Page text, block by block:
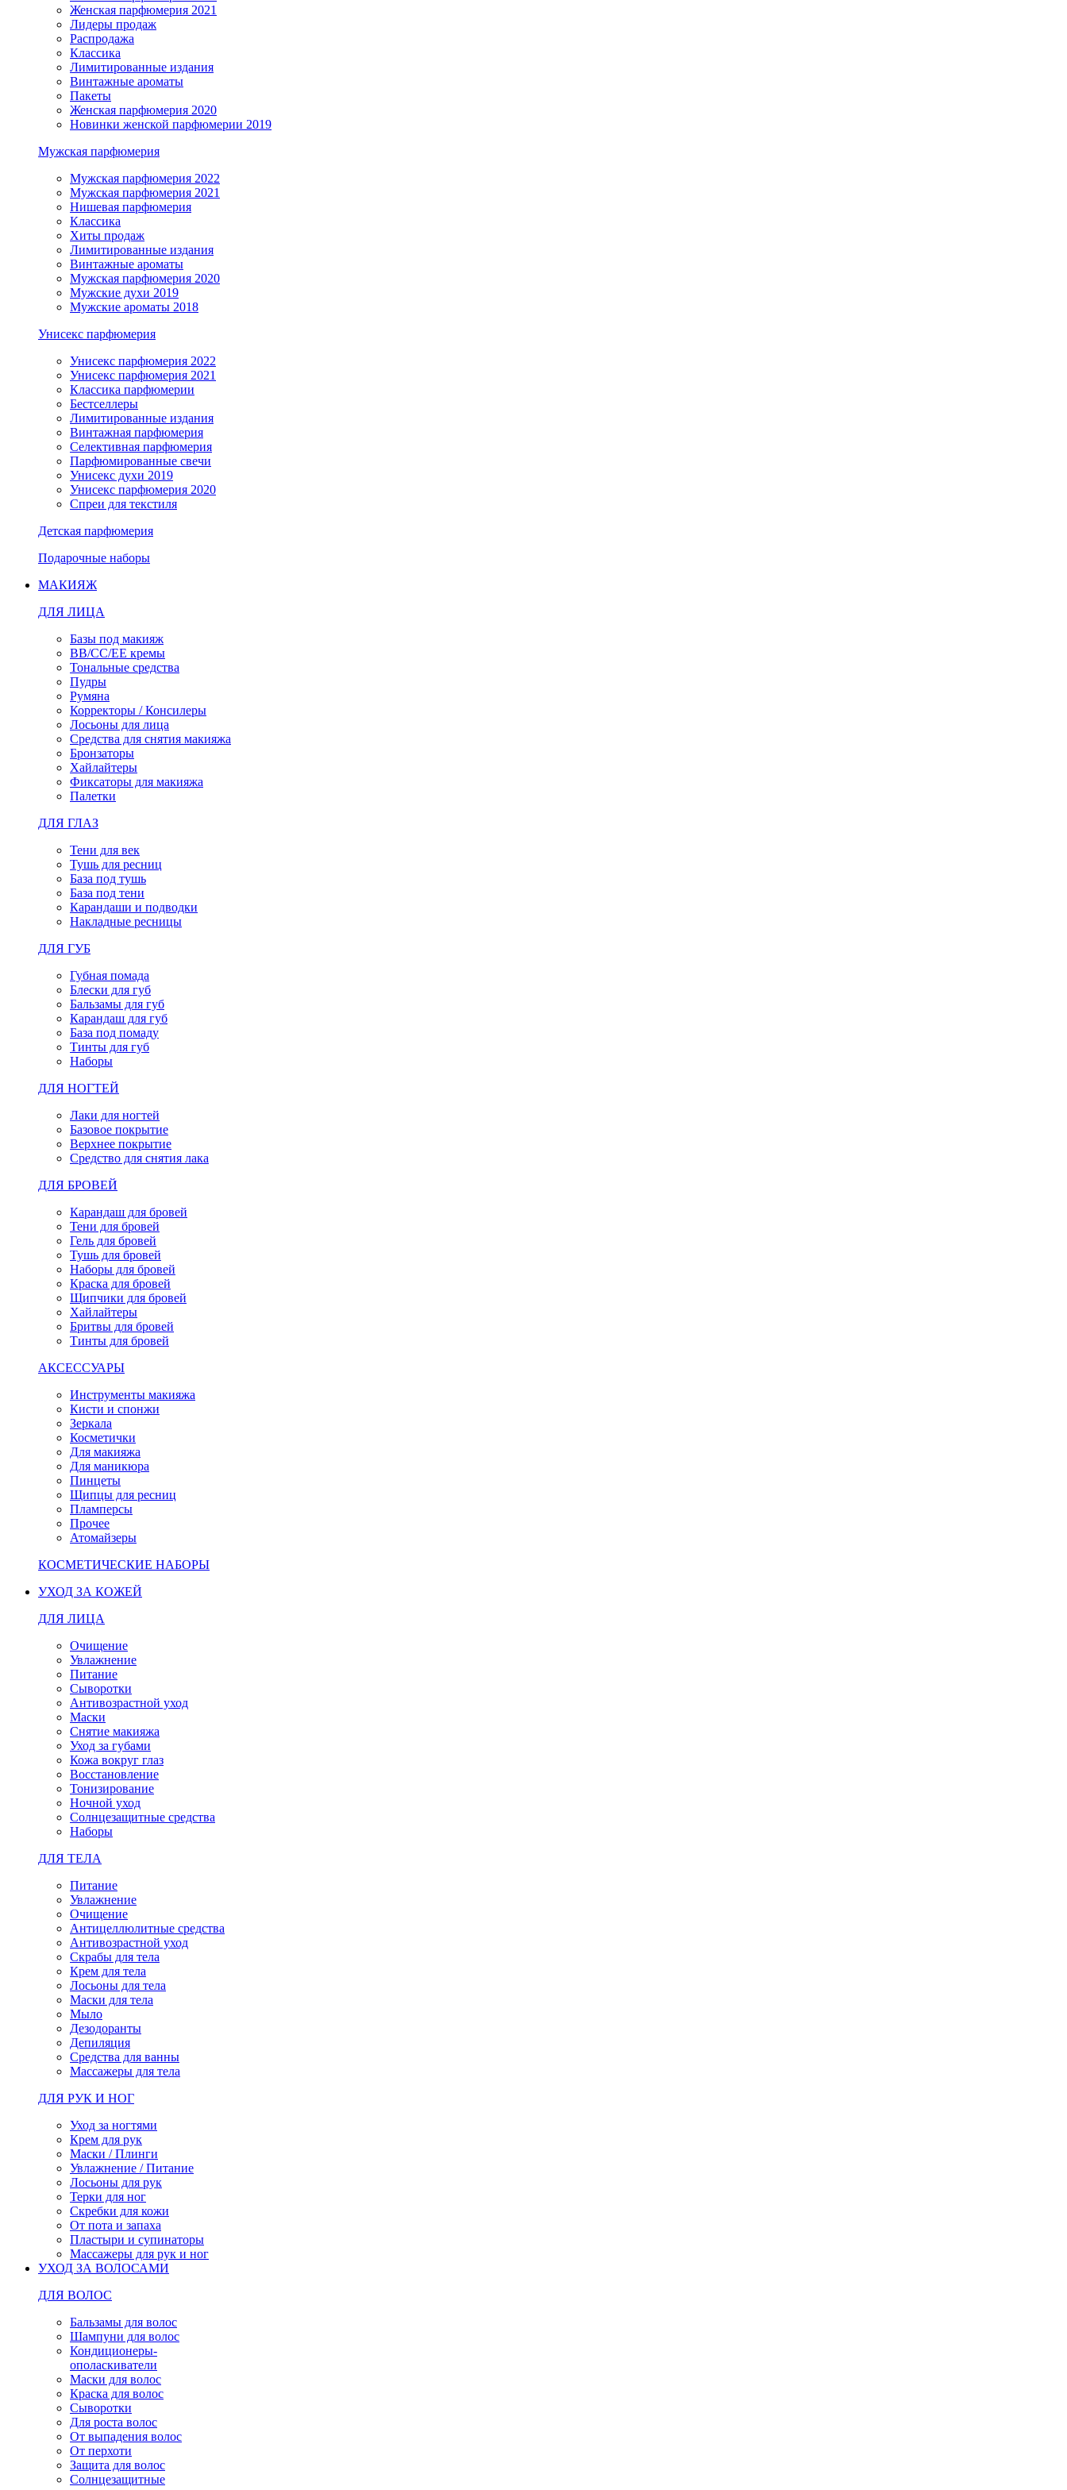
Женская парфюмерия 2021
Лидеры продаж
Распродажа
Классика
Лимитированные издания
Винтажные ароматы
Пакеты
Женская парфюмерия 2020
Новинки женской парфюмерии 2019
Мужская парфюмерия
Мужская парфюмерия 2022
Мужская парфюмерия 2021
Нишевая парфюмерия
Классика
Хиты продаж
Лимитированные издания
Винтажные ароматы
Мужская парфюмерия 2020
Мужские духи 2019
Мужские ароматы 2018
Унисекс парфюмерия
Унисекс парфюмерия 2022
Унисекс парфюмерия 2021
Классика парфюмерии
Бестселлеры
Лимитированные издания
Винтажная парфюмерия
Селективная парфюмерия
Парфюмированные свечи
Унисекс духи 2019
Унисекс парфюмерия 2020
Спреи для текстиля
Детская парфюмерия
Подарочные наборы
МАКИЯЖ
ДЛЯ ЛИЦА
Базы под макияж
BB/CC/EE кремы
Тональные средства
Пудры
Румяна
Корректоры / Консилеры
Лосьоны для лица
Средства для снятия макияжа
Бронзаторы
Хайлайтеры
Фиксаторы для макияжа
Палетки
ДЛЯ ГЛАЗ
Тени для век
Тушь для ресниц
База под тушь
База под тени
Карандаши и подводки
Накладные ресницы
ДЛЯ ГУБ
Губная помада
Блески для губ
Бальзамы для губ
Карандаш для губ
База под помаду
Тинты для губ
Наборы
ДЛЯ НОГТЕЙ
Лаки для ногтей
Базовое покрытие
Верхнее покрытие
Средство для снятия лака
ДЛЯ БРОВЕЙ
Карандаш для бровей
Тени для бровей
Гель для бровей
Тушь для бровей
Наборы для бровей
Краска для бровей
Щипчики для бровей
Хайлайтеры
Бритвы для бровей
Тинты для бровей
АКСЕССУАРЫ
Инструменты макияжа
Кисти и спонжи
Зеркала
Косметички
Для макияжа
Для маникюра
Пинцеты
Щипцы для ресниц
Пламперсы
Прочее
Атомайзеры
КОСМЕТИЧЕСКИЕ НАБОРЫ
УХОД ЗА КОЖЕЙ
ДЛЯ ЛИЦА
Очищение
Увлажнение
Питание
Сыворотки
Антивозрастной уход
Маски
Снятие макияжа
Уход за губами
Кожа вокруг глаз
Восстановление
Тонизирование
Ночной уход
Солнцезащитные средства
Наборы
ДЛЯ ТЕЛА
Питание
Увлажнение
Очищение
Антицеллюлитные средства
Антивозрастной уход
Скрабы для тела
Крем для тела
Лосьоны для тела
Маски для тела
Мыло
Дезодоранты
Депиляция
Средства для ванны
Массажеры для тела
ДЛЯ РУК И НОГ
Уход за ногтями
Крем для рук
Маски / Плинги
Увлажнение / Питание
Лосьоны для рук
Терки для ног
Скребки для кожи
От пота и запаха
Пластыри и супинаторы
Массажеры для рук и ног
УХОД ЗА ВОЛОСАМИ
ДЛЯ ВОЛОС
Бальзамы для волос
Шампуни для волос
Кондиционеры-
ополаскиватели
Маски для волос
Краска для волос
Сыворотки
Для роста волос
От выпадения волос
От перхоти
Защита для волос
Солнцезащитные